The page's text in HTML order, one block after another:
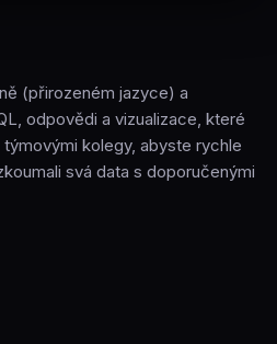
(přirozeném jazyce) a
odpovědi a vizualizace, které
kolegy, abyste rychle
svá data s doporučenými